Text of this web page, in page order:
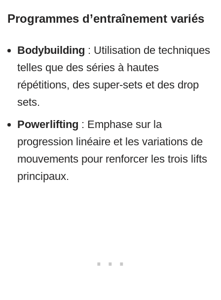
Programmes d’entraînement variés
Bodybuilding : Utilisation de techniques
telles que des séries à hautes
répétitions, des super-sets et des drop
sets.
Powerlifting : Emphase sur la
progression linéaire et les variations de
mouvements pour renforcer les trois lifts
principaux.